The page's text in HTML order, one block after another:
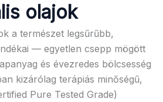
olajok
a természet legsűrűbb,
— egyetlen csepp mögött
és évezredes bölcsesség
kizárólag terápiás minőségű,
Pure Tested Grade)